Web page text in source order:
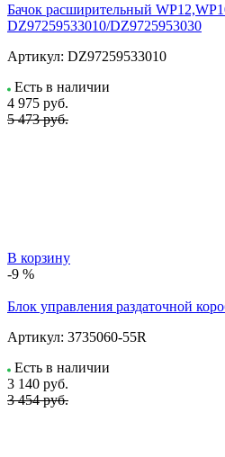
Бачок расширительный
DZ97259533010/DZ9725953030
Артикул: DZ97259533010
Есть в наличии
4 975 руб.
5 473 руб.
В корзину
-9 %
Блок управления раздаточной
Артикул: 3735060-55R
Есть в наличии
3 140 руб.
3 454 руб.